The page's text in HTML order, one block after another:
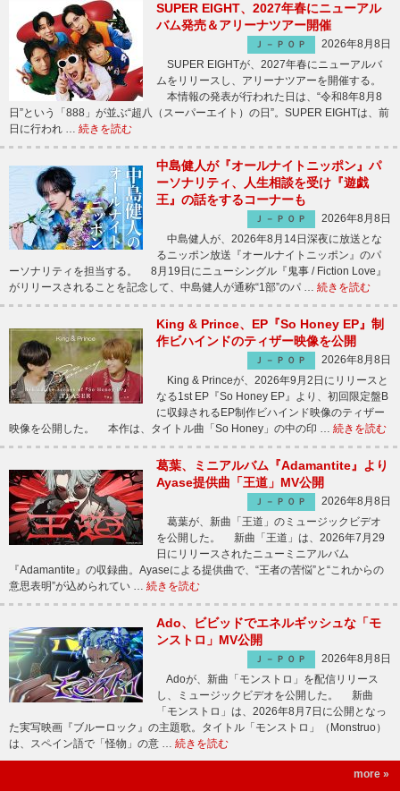
SUPER EIGHT、2027年春にニューアル
バム発売＆アリーナツアー開催
Ｊ－ＰＯＰ
2026年8月8日
SUPER EIGHTが、2027年春にニューアルバ
ムをリリースし、アリーナツアーを開催する。
本情報の発表が行われた日は、“令和8年8月8
日”という「888」が並ぶ“超八（スーパーエイト）の日”。SUPER EIGHTは、前
日に行われ … 続きを読む
中島健人が『オールナイトニッポン』パ
ーソナリティ、人生相談を受け『遊戯
王』の話をするコーナーも
Ｊ－ＰＯＰ
2026年8月8日
中島健人が、2026年8月14日深夜に放送とな
るニッポン放送『オールナイトニッポン』のパ
ーソナリティを担当する。 8月19日にニューシングル『鬼事 / Fiction Love』
がリリースされることを記念して、中島健人が通称“1部”のパ … 続きを読む
King & Prince、EP『So Honey EP』制
作ビハインドのティザー映像を公開
Ｊ－ＰＯＰ
2026年8月8日
King & Princeが、2026年9月2日にリリースと
なる1st EP『So Honey EP』より、初回限定盤B
に収録されるEP制作ビハインド映像のティザー
映像を公開した。 本作は、タイトル曲「So Honey」の中の印 … 続きを読む
葛葉、ミニアルバム『Adamantite』より
Ayase提供曲「王道」MV公開
Ｊ－ＰＯＰ
2026年8月8日
葛葉が、新曲「王道」のミュージックビデオ
を公開した。 新曲「王道」は、2026年7月29
日にリリースされたニューミニアルバム
『Adamantite』の収録曲。Ayaseによる提供曲で、“王者の苦悩”と“これからの
意思表明”が込められてい … 続きを読む
Ado、ビビッドでエネルギッシュな「モ
ンストロ」MV公開
Ｊ－ＰＯＰ
2026年8月8日
Adoが、新曲「モンストロ」を配信リリース
し、ミュージックビデオを公開した。 新曲
「モンストロ」は、2026年8月7日に公開となっ
た実写映画『ブルーロック』の主題歌。タイトル「モンストロ」（Monstruo）
は、スペイン語で「怪物」の意 … 続きを読む
more »